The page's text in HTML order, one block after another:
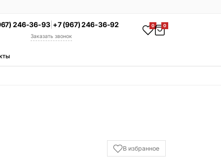
246-36-93| +7 (967) 246-36-92
Заказать звонок
0 0
В избранное